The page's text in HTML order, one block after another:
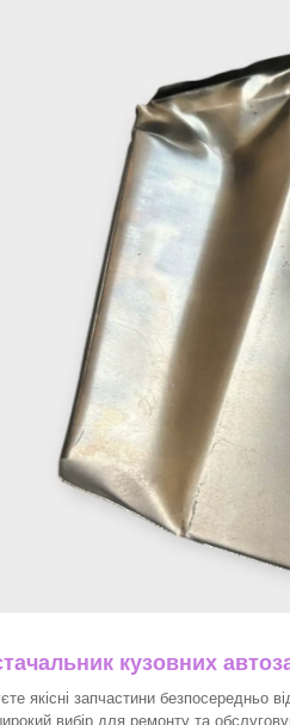
кузовних
якісні запчастини безпосередньо
вибір для ремонту та